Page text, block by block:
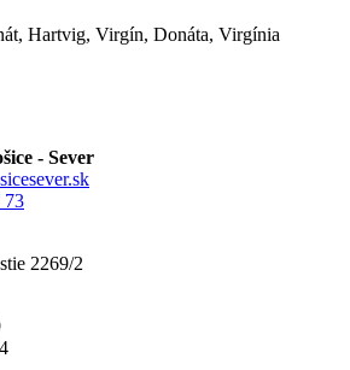
Hartvig, Virgín, Donáta, Virgínia
- Sever
73
2269/2